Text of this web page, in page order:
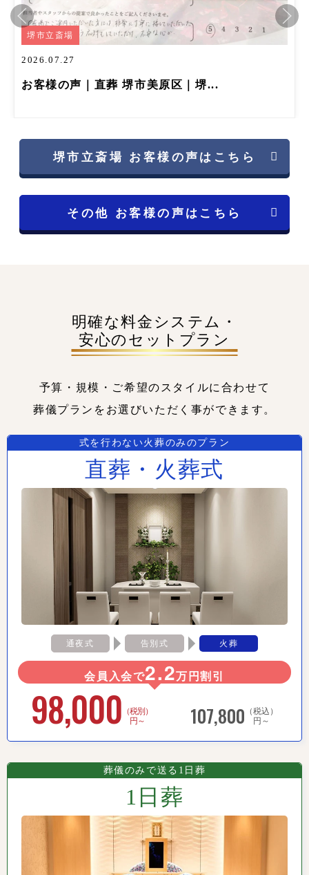
堺市立斎場
2026.07.27
お客様の声｜直葬 堺市美原区｜堺...
堺市立斎場 お客様の声はこちら
その他 お客様の声はこちら
明確な料金システム・
安心のセットプラン
予算・規模・ご希望のスタイルに合わせて
葬儀プランをお選びいただく事ができます。
式を行わない火葬のみのプラン
直葬・火葬式
通夜式 告別式 火葬
会員入会で2.2万円割引
98,000 （税別）
円～
107,800 （税込）
円～
葬儀のみで送る1日葬
1日葬